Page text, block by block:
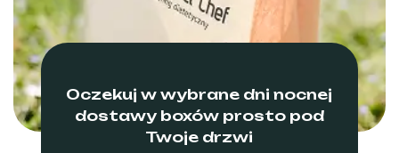
Oczekuj w wybrane dni nocnej
dostawy boxów prosto pod
Twoje drzwi